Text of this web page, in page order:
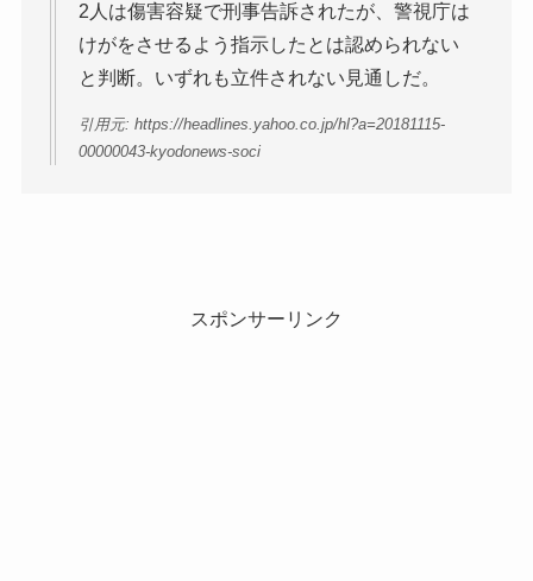
2人は傷害容疑で刑事告訴されたが、警視庁は
けがをさせるよう指示したとは認められない
と判断。いずれも立件されない見通しだ。
引用元: https://headlines.yahoo.co.jp/hl?a=20181115-
00000043-kyodonews-soci
スポンサーリンク